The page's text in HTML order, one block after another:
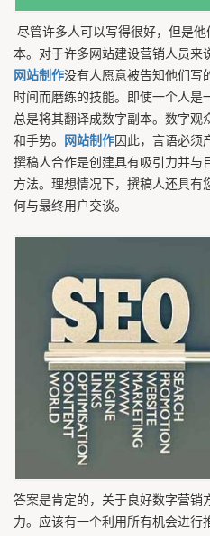
尽管许多人可以写得很好，但是
本。对于许多网站建设营销人员来
网站制作没有人愿意被告知他们写
时间而磨练的技能。即使一个人是
总是将其翻译成数字副本。数字观
和手势。
网站制作因此，言语必须
撰稿人合作是创建具有吸引力并与
方法。理想情况下，撰稿人还具有
何与最终用户交谈。
答案是肯定的，关于良好数字营销
力。应该有一个利用所有机会进行